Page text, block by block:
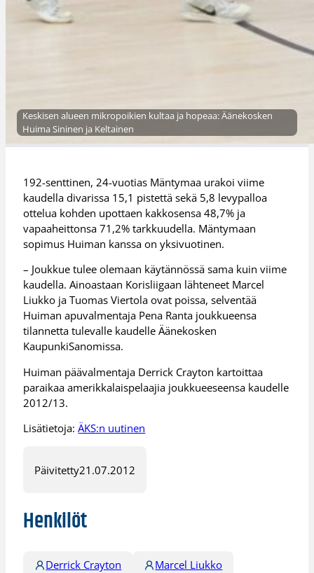
Keskisen alueen mikropoikien kultaa ja hopeaa: Äänekosken
Huima Sininen ja Keltainen
192-senttinen, 24-vuotias Mäntymaa urakoi viime
kaudella divarissa 15,1 pistettä sekä 5,8 levypalloa
ottelua kohden upottaen kakkosensa 48,7% ja
vapaaheittonsa 71,2% tarkkuudella. Mäntymaan
sopimus Huiman kanssa on yksivuotinen.
– Joukkue tulee olemaan käytännössä sama kuin viime
kaudella. Ainoastaan Korisliigaan lähteneet Marcel
Liukko ja Tuomas Viertola ovat poissa, selventää
Huiman apuvalmentaja Pena Ranta joukkueensa
tilannetta tulevalle kaudelle Äänekosken
KaupunkiSanomissa.
Huiman päävalmentaja Derrick Crayton kartoittaa
paraikaa amerikkalaispelaajia joukkueeseensa kaudelle
2012/13.
Lisätietoja:ÄKS:n uutinen
Päivitetty21.07.2012
Henkilöt
Derrick Crayton
Marcel Liukko